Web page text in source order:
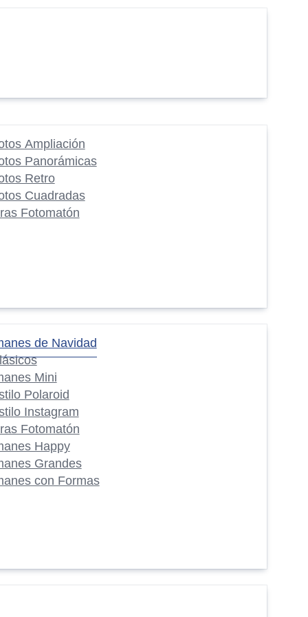
Ampliación
Panorámicas
Retro
Cuadradas
Fotomatón
de Navidad
Mini
Polaroid
Instagram
Fotomatón
Happy
Grandes
con Formas